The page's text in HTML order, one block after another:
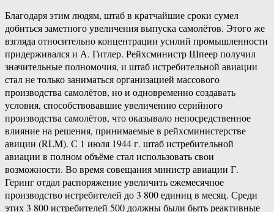
Благодаря этим людям, штаб в кратчайшие сроки сумел
добиться заметного увеличения выпуска самолётов. Этого же
взгляда относительно концентрации усилий промышленности
придерживался и А. Гитлер. Рейхсминистр Шпеер получил
значительные полномочия, и штаб истребительной авиации
стал не только заниматься организацией массового
производства самолётов, но и одновременно создавать
условия, способствовавшие увеличению серийного
производства самолётов, что оказывало непосредственное
влияние на решения, принимаемые в рейхсминистерстве
авиции (RLM). С 1 июля 1944 г. штаб истребительной
авиации в полном объёме стал использовать свои
возможности. Во время совещания министр авиации Г.
Геринг отдал распоряжение увеличить ежемесячное
производство истребителей до 3 800 единиц в месяц. Среди
этих 3 800 истребителей 500 должны были быть реактивные